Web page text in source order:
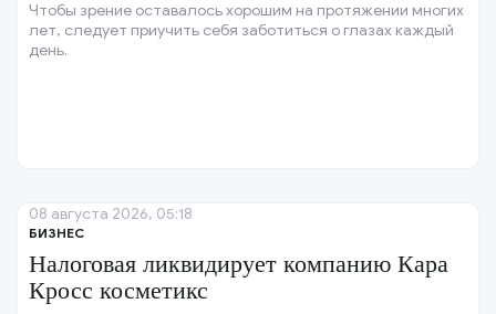
Чтобы зрение оставалось хорошим на протяжении многих
лет, следует приучить себя заботиться о глазах каждый
день.
БИЗНЕС
Налоговая ликвидирует компанию Кара
Кросс косметикс
08 августа 2026, 05:18